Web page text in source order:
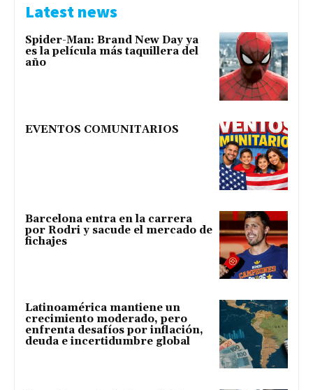
Latest news
Spider-Man: Brand New Day ya
es la película más taquillera del
año
EVENTOS COMUNITARIOS
Barcelona entra en la carrera
por Rodri y sacude el mercado de
fichajes
Latinoamérica mantiene un
crecimiento moderado, pero
enfrenta desafíos por inflación,
deuda e incertidumbre global